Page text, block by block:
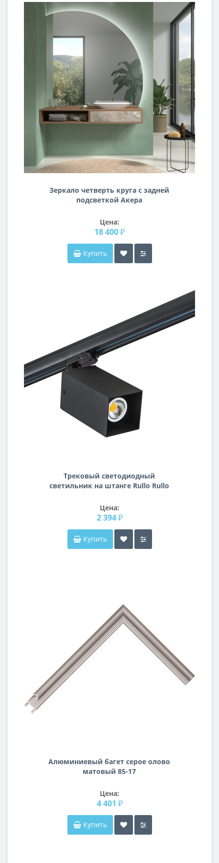
Зеркало четверть круга c задней
подсветкой Акера
Цена:
18 400 ₽
Купить
Трековый светодиодный
светильник на штанге Rullo Rullo
Цена:
2 394 ₽
Купить
Алюминиевый багет серое олово
матовый 85-17
Цена:
4 401 ₽
Купить